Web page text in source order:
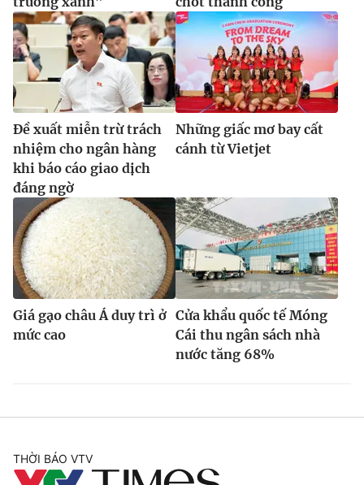
Đề xuất miễn trừ trách
nhiệm cho ngân hàng
khi báo cáo giao dịch
đáng ngờ
Những giấc mơ bay cất
cánh từ Vietjet
Giá gạo châu Á duy trì ở
mức cao
Cửa khẩu quốc tế Móng
Cái thu ngân sách nhà
nước tăng 68%
THỜI BÁO VTV